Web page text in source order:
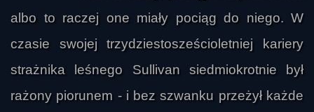
albo to raczej one miały pociąg do niego. W
czasie swojej trzydziestosześcioletniej kariery
strażnika leśnego Sullivan siedmiokrotnie był
rażony piorunem - i bez szwanku przeżył każde